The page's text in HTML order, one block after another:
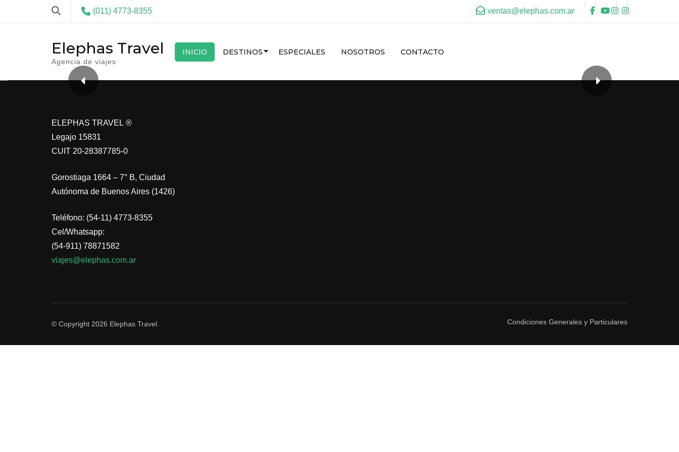
(011) 4773-8355 ventas@elephas.com.ar
Elephas Travel
Agencia de viajes
INICIO DESTINOS ESPECIALES NOSOTROS CONTACTO
CARIBE
ELEPHAS TRAVEL ®
Legajo 15831
CUIT 20-28387785-0
Gorostiaga 1664 – 7° B, Ciudad
Autónoma de Buenos Aires (1426)
Teléfono: (54-11) 4773-8355
Cel/Whatsapp:
(54-911) 78871582
viajes@elephas.com.ar
© Copyright 2026 Elephas Travel Condiciones Generales y Particulares